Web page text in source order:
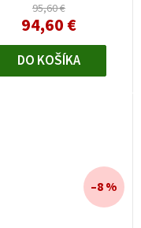
95,60 €
94,60 €
DO KOŠÍKA
–8 %